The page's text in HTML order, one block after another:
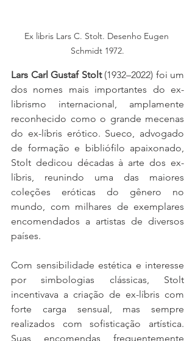
Ex libris Lars C. Stolt. Desenho Eugen
Schmidt 1972.
Lars Carl Gustaf Stolt (1932–2022) foi um
dos nomes mais importantes do ex-
librismo internacional, amplamente
reconhecido como o grande mecenas
do ex-líbris erótico. Sueco, advogado
de formação e bibliófilo apaixonado,
Stolt dedicou décadas à arte dos ex-
líbris, reunindo uma das maiores
coleções eróticas do gênero no
mundo, com milhares de exemplares
encomendados a artistas de diversos
países.
Com sensibilidade estética e interesse
por simbologias clássicas, Stolt
incentivava a criação de ex-líbris com
forte carga sensual, mas sempre
realizados com sofisticação artística.
Suas encomendas frequentemente